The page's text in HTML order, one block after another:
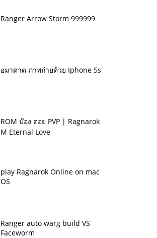
Ranger Arrow Storm 999999
อมาดาด ภาพถ่ายด้วย Iphone 5s
ROM ม๊อง ต่อย PVP | Ragnarok
M Eternal Love
play Ragnarok Online on mac
OS
Ranger auto warg build VS
Faceworm